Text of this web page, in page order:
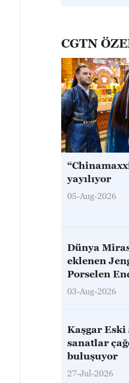
CGTN
yayılıyor
05-Aug-2026
Dünya
eklenen
Porselen
03-Aug-2026
Kaşgar Eski
sanatlar
buluşuyor
27-Jul-2026